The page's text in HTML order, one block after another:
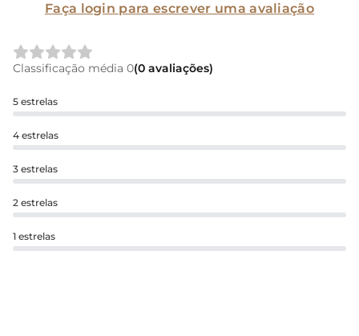
Faça login para escrever uma avaliação
Classificação média 0(0 avaliações)
5 estrelas
4 estrelas
3 estrelas
2 estrelas
1 estrelas